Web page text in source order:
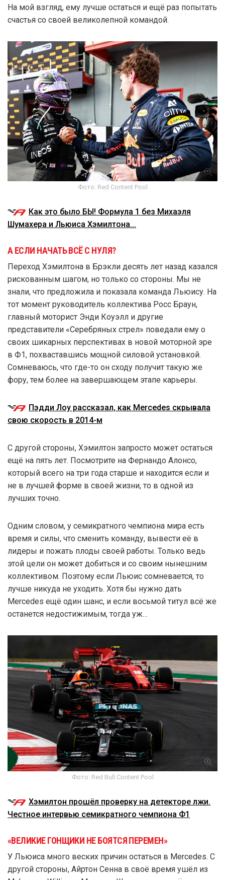
На мой взгляд, ему лучше остаться и ещё раз попытать
счастья со своей великолепной командой.
Фото: Red Content Pool
Как это было БЫ! Формула 1 без Михаэля
Шумахера и Льюиса Хэмилтона...
А ЕСЛИ НАЧАТЬ ВСЁ С НУЛЯ?
Переход Хэмилтона в Брэкли десять лет назад казался
рискованным шагом, но только со стороны. Мы не
знали, что предложила и показала команда Льюису. На
тот момент руководитель коллектива Росс Браун,
главный моторист Энди Коуэлл и другие
представители «Серебряных стрел» поведали ему о
своих шикарных перспективах в новой моторной эре
в Ф1, похваставшись мощной силовой установкой.
Сомневаюсь, что где-то он сходу получит такую же
фору, тем более на завершающем этапе карьеры.
Пэдди Лоу рассказал, как Mercedes скрывала
свою скорость в 2014-м
С другой стороны, Хэмилтон запросто может остаться
ещё на пять лет. Посмотрите на Фернандо Алонсо,
который всего на три года старше и находится если и
не в лучшей форме в своей жизни, то в одной из
лучших точно.
Одним словом, у семикратного чемпиона мира есть
время и силы, что сменить команду, вывести её в
лидеры и пожать плоды своей работы. Только ведь
этой цели он может добиться и со своим нынешним
коллективом. Поэтому если Льюис сомневается, то
лучше никуда не уходить. Хотя бы нужно дать
Mercedes ещё один шанс, и если восьмой титул всё же
останется недостижимым, тогда уж…
Фото: Red Bull Content Pool
Хэмилтон прошёл проверку на детекторе лжи.
Честное интервью семикратного чемпиона Ф1
«ВЕЛИКИЕ ГОНЩИКИ НЕ БОЯТСЯ ПЕРЕМЕН»
У Льюиса много веских причин остаться в Mercedes. С
другой стороны, Айртон Сенна в своё время ушёл из